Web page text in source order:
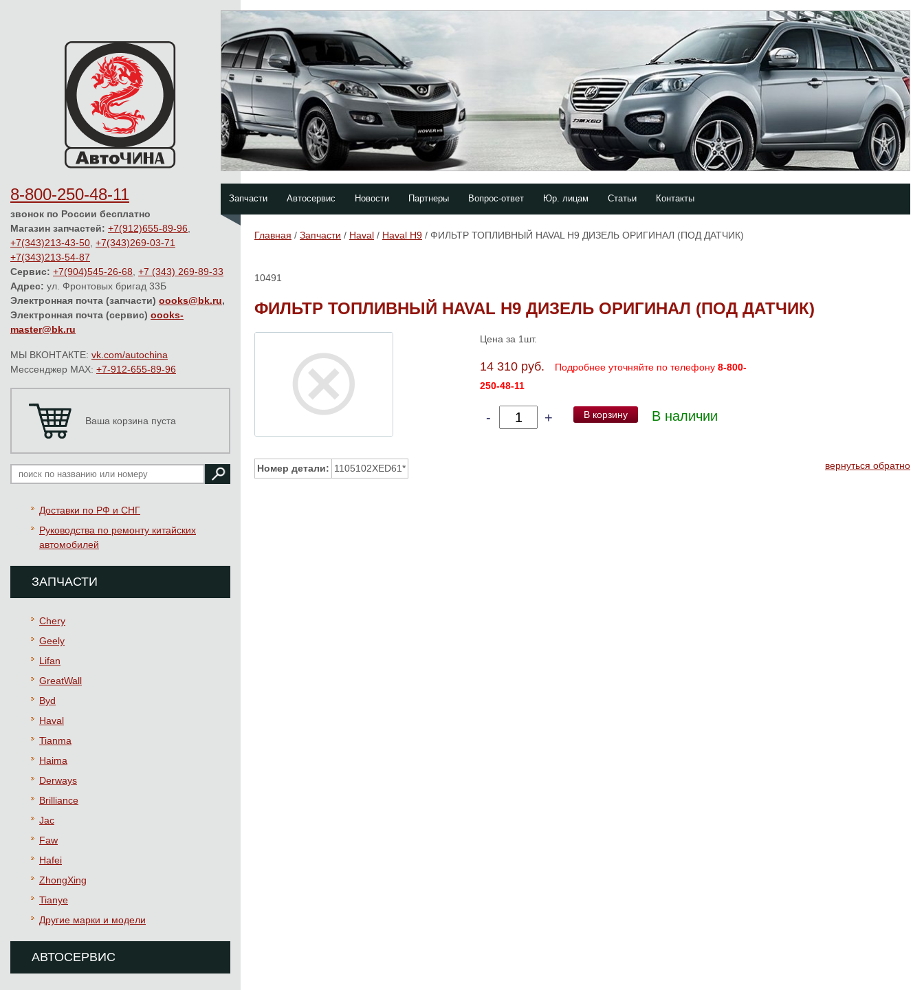
8-800-250-48-11
звонок по России бесплатно
Магазин запчастей: +7(912)655-89-96
+7(343)213-43-50 +7(343)269-03-71
+7(343)213-54-87
Сервис: +7(904)545-26-68 +7 (343) 269-89-33
Адрес: ул. Фронтовых бригад 33Б
Электронная почта (запчасти) oooks@bk.ru,
Электронная почта (сервис) oooks-
master@bk.ru
МЫ ВКОНТАКТЕ: vk.com/autochina
Мессенджер MAX: +7-912-655-89-96
Ваша корзина пуста
Доставки по РФ и СНГ
Руководства по ремонту китайских
автомобилей
ЗАПЧАСТИ
Chery
Geely
Lifan
GreatWall
Byd
Haval
Tianma
Haima
Derways
Brilliance
Jac
Faw
Hafei
ZhongXing
Tianye
Другие марки и модели
АВТОСЕРВИС
Запчасти Автосервис Новости Партнеры Вопрос-ответ Юр. лицам Статьи Контакты
Главная / Запчасти / Haval / Haval H9 / ФИЛЬТР ТОПЛИВНЫЙ HAVAL H9 ДИЗЕЛЬ ОРИГИНАЛ (ПОД ДАТЧИК)
10491
ФИЛЬТР ТОПЛИВНЫЙ HAVAL H9 ДИЗЕЛЬ ОРИГИНАЛ (ПОД ДАТЧИК)
Цена за 1шт.
14 310 руб. Подробнее уточняйте по телефону 8-800-
250-48-11
- + В корзину В наличии
Номер детали: 1105102XED61* вернуться обратно